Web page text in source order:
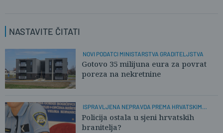
NASTAVITE ČITATI
NOVI PODATCI MINISTARSTVA GRADITELJSTVA
Gotovo 35 milijuna eura za povrat
poreza na nekretnine
ISPRAVLJENA NEPRAVDA PREMA HRVATSKIM
POLICAJCIMA
Policija ostala u sjeni hrvatskih
branitelja?